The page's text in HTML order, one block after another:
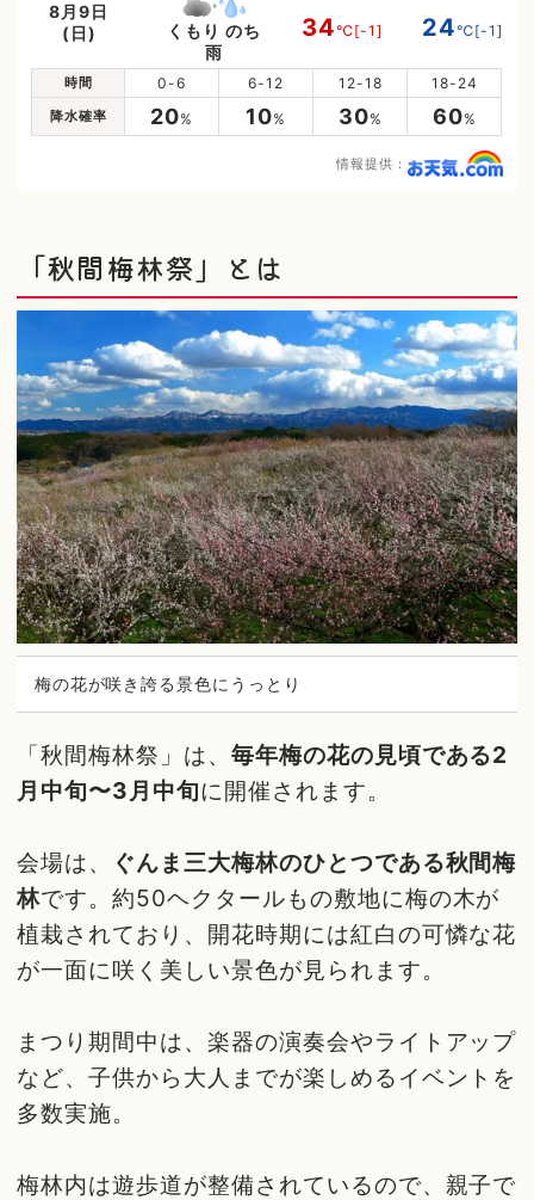
8月9日
(日)
くもり のち
雨
34℃[-1] 24℃[-1]
時間 0-6 6-12 12-18 18-24
降水確率 20% 10% 30% 60%
情報提供：
「秋間梅林祭」とは
梅の花が咲き誇る景色にうっとり
「秋間梅林祭」は、 毎年梅の花の見頃である2
月中旬〜3月中旬に開催されます。
会場は、
ぐんま三大梅林のひとつである秋間梅
林です。約50ヘクタールもの敷地に梅の木が
植栽されており、開花時期には紅白の可憐な花
が一面に咲く美しい景色が見られます。
まつり期間中は、楽器の演奏会やライトアップ
など、子供から大人までが楽しめるイベントを
多数実施。
梅林内は遊歩道が整備されているので、親子で